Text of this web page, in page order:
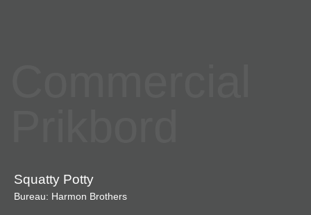
Squatty Potty
Bureau: Harmon Brothers